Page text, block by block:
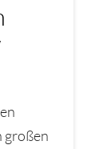
großen